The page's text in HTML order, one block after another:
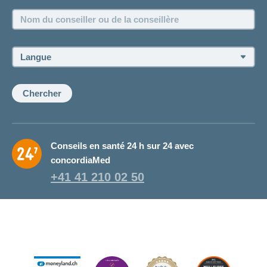
Postes vacants
Nom
du
ou
de
conseillère:
Langue:
Chercher
Conseils en santé 24 h sur 24 avec
concordiaMed
+41 41 210 02 50